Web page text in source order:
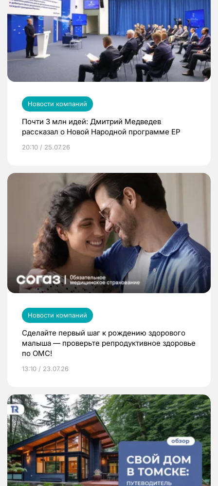
Новости компаний
Почти 3 млн идей: Дмитрий Медведев
рассказал о Новой Народной программе ЕР
20:10 / 25.07.26
Новости компаний
Сделайте первый шаг к рождению здорового
малыша — проверьте репродуктивное здоровье
по ОМС!
13:10 / 23.07.26